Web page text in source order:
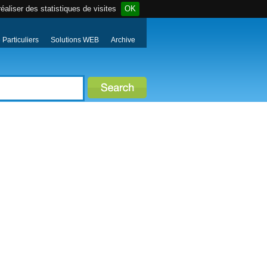
des statistiques de visites OK
Particuliers Solutions WEB Archive